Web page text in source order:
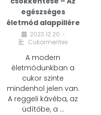
egészséges
életmód alappillére
2023.12.20. •
Cukormentes
A modern
életmódunkban a
cukor szinte
mindenhol jelen van.
A reggeli kávéba, az
üdítőbe, a …